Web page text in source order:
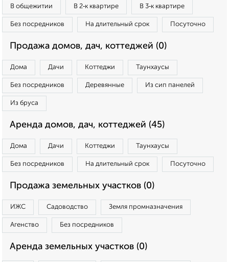
В общежитии В 2‑к квартире В 3‑к квартире
Без посредников На длительный срок Посуточно
Продажа домов, дач, коттеджей (0)
Дома Дачи Коттеджи Таунхаусы
Без посредников Деревянные Из сип панелей
Из бруса
Аренда домов, дач, коттеджей (45)
Дома Дачи Коттеджи Таунхаусы
Без посредников На длительный срок Посуточно
Продажа земельных участков (0)
ИЖС Садоводство Земля промназначения
Агенство Без посредников
Аренда земельных участков (0)